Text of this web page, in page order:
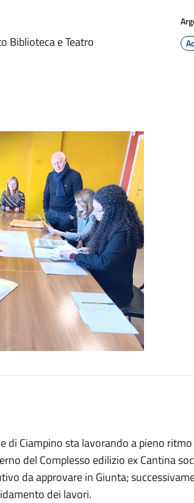
Biblioteca e Teatro
di Ciampino sta lavorando a pieno
del Complesso edilizio ex Cantina
da approvare in Giunta;
dei lavori.